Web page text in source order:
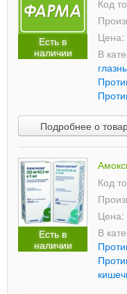
Есть в
наличии
Код
Цена:
В
Подробнее о
Есть в
наличии
Код
Цена:
В